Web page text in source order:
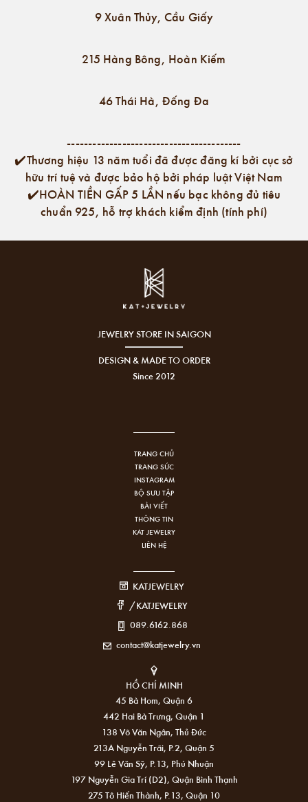
9 Xuân Thủy, Cầu Giấy
215 Hàng Bông, Hoàn Kiếm
46 Thái Hà, Đống Đa
-----------------------------------------
✔️Thương hiệu 13 năm tuổi đã được đăng kí bởi cục sở
hữu trí tuệ và được bảo hộ bởi pháp luật Việt Nam
✔️HOÀN TIỀN GẤP 5 LẦN nếu bạc không đủ tiêu
chuẩn 925, hỗ trợ khách kiểm định (tính phí)
JEWELRY STORE IN SAIGON
DESIGN & MADE TO ORDER
Since 2012
TRANG CHỦ
TRANG SỨC
INSTAGRAM
BỘ SƯU TẬP
BÀI VIẾT
THÔNG TIN
KAT JEWELRY
LIÊN HỆ
KATJEWELRY
/KATJEWELRY
089.6162.868
contact@katjewelry.vn
HỒ CHÍ MINH
45 Bà Hom, Quận 6
442 Hai Bà Trưng, Quận 1
138 Võ Văn Ngân, Thủ Đức
213A Nguyễn Trãi, P.2, Quận 5
99 Lê Văn Sỹ, P.13, Phú Nhuận
197 Nguyễn Gia Trí (D2), Quận Bình Thạnh
275 Tô Hiến Thành, P.13, Quận 10